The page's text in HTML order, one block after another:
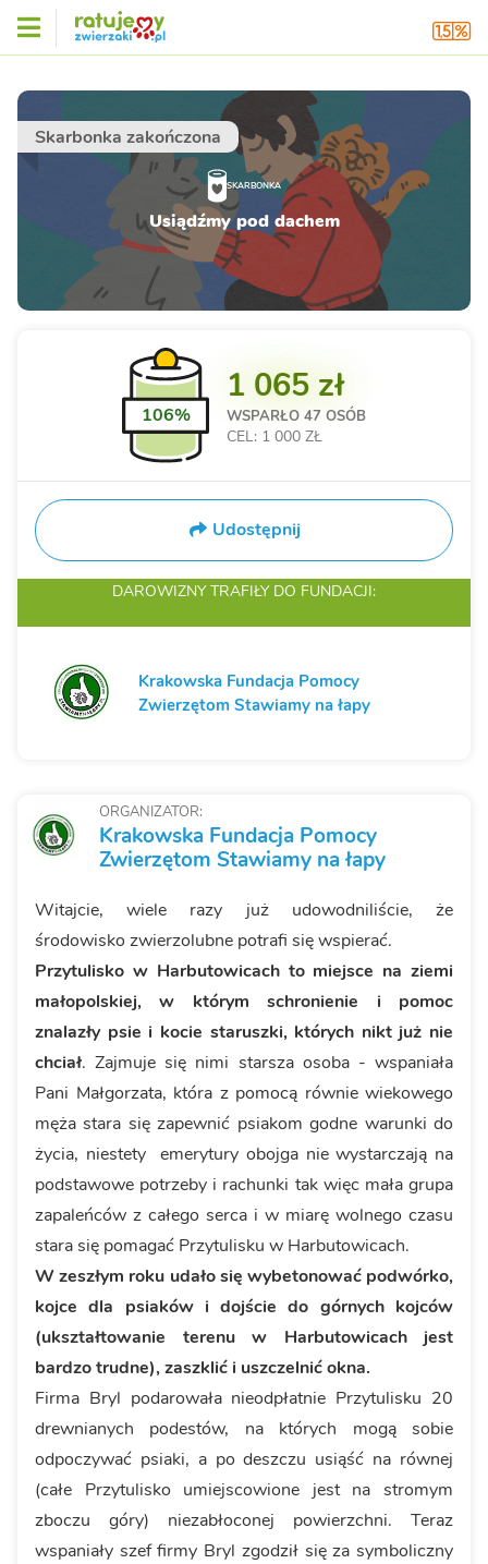
Skarbonka zakończona
SKARBONKA
Usiądźmy pod dachem
ORGANIZATOR:
Krakowska Fundacja Pomocy
Zwierzętom Stawiamy na łapy
Witajcie, wiele razy już udowodniliście, że
środowisko zwierzolubne potrafi się wspierać.
Przytulisko w Harbutowicach to miejsce na ziemi
małopolskiej, w którym schronienie i pomoc
znalazły psie i kocie staruszki, których nikt już nie
chciał. Zajmuje się nimi starsza osoba - wspaniała
Pani Małgorzata, która z pomocą równie wiekowego
męża stara się zapewnić psiakom godne warunki do
życia, niestety emerytury obojga nie wystarczają na
podstawowe potrzeby i rachunki tak więc mała grupa
zapaleńców z całego serca i w miarę wolnego czasu
stara się pomagać Przytulisku w Harbutowicach.
W zeszłym roku udało się wybetonować podwórko,
kojce dla psiaków i dojście do górnych kojców
(ukształtowanie terenu w Harbutowicach jest
bardzo trudne), zaszklić i uszczelnić okna.
Firma Bryl podarowała nieodpłatnie Przytulisku 20
drewnianych podestów, na których mogą sobie
odpoczywać psiaki, a po deszczu usiąść na równej
(całe Przytulisko umiejscowione jest na stromym
zboczu góry) niezabłoconej powierzchni. Teraz
wspaniały szef firmy Bryl zgodził się za symboliczny
106%
1 065 zł
WSPARŁO 47 OSÓB
CEL: 1 000 ZŁ
Udostępnij
DAROWIZNY TRAFIŁY DO FUNDACJI:
Krakowska Fundacja Pomocy
Zwierzętom Stawiamy na łapy